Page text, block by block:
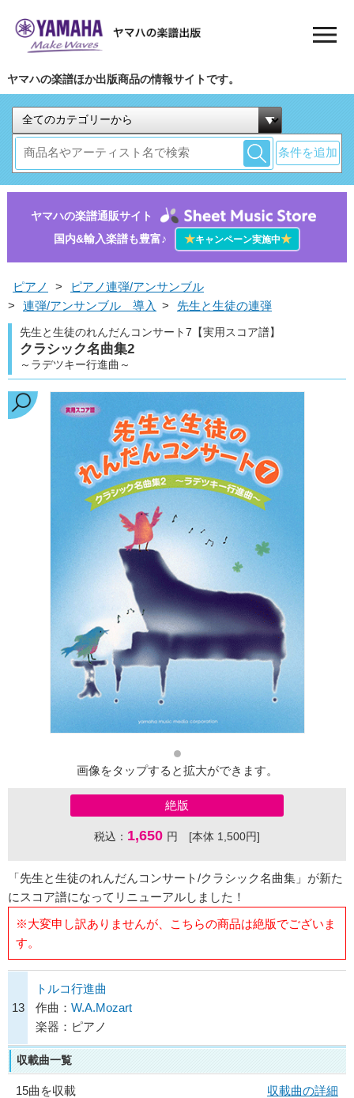
ヤマハの楽譜ほか出版商品の情報サイトです。
条件を追加
ヤマハの楽譜通販サイト
国内&輸入楽譜も豊富♪
★キャンペーン実施中★
ピアノ >
ピアノ連弾/アンサンブル
>
連弾/アンサンブル 導入 > 先生と生徒の連弾
先生と生徒のれんだんコンサート7【実用スコア譜】
クラシック名曲集2
～ラデツキー行進曲～
画像をタップすると拡大ができます。
絶版
税込： 1,650 円 [本体 1,500円]
「先生と生徒のれんだんコンサート/クラシック名曲集」が新た
にスコア譜になってリニューアルしました！
※大変申し訳ありませんが、こちらの商品は絶版でございま
す。
13
トルコ行進曲
作曲： W.A.Mozart
楽器：ピアノ
収載曲一覧
15曲を収載
収載曲の詳細